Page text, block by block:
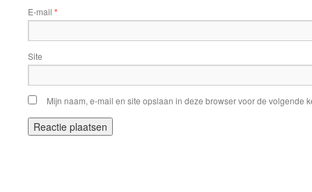
E-mail *
Site
Mijn naam, e-mail en site opslaan in deze browser voor de volgende